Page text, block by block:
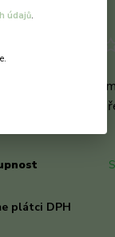
náušnice s
hmoty a je
plátci DPH
údajů.